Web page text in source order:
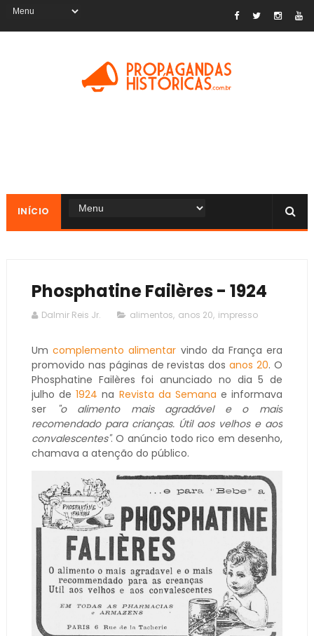
INÍCIO
Phosphatine Failères - 1924
Dalmir Reis Jr. alimentos, anos 20, impresso
Umcomplemento alimentar vindo da França era
promovido nas páginas de revistas dosanos 20. O
Phosphatine Failères foi anunciado no dia 5 de
julho de1924 na Revista da Semana e informava
ser
"o alimento mais agradável e o mais
recomendado para crianças. Útil aos velhos e aos
convalescentes". O anúncio todo rico em desenho,
chamava a atenção do público.